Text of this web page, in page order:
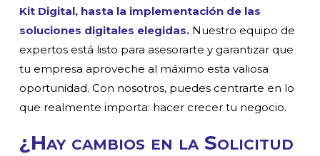
Kit Digital, hasta la implementación de las
soluciones digitales elegidas. Nuestro equipo de
expertos está listo para asesorarte y garantizar que
tu empresa aproveche al máximo esta valiosa
oportunidad. Con nosotros, puedes centrarte en lo
que realmente importa: hacer crecer tu negocio.
¿Hay cambios en la Solicitud